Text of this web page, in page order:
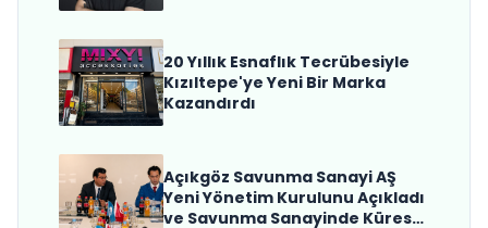
20 Yıllık Esnaflık Tecrübesiyle
Kızıltepe'ye Yeni Bir Marka
Kazandırdı
Açıkgöz Savunma Sanayi AŞ
Yeni Yönetim Kurulunu Açıkladı
ve Savunma Sanayinde Küresel